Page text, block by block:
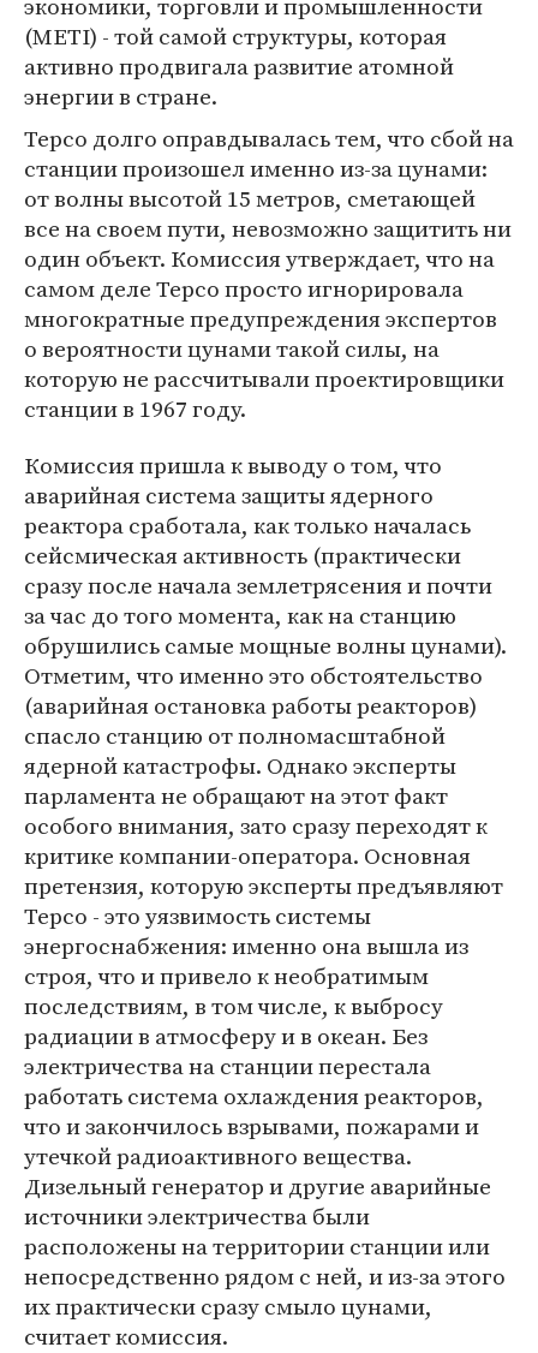
(METI) - той самой структуры, которая
активно продвигала развитие атомной
энергии в стране.
Терсо долго оправдывалась тем, что сбой на
станции произошел именно из-за цунами:
от волны высотой 15 метров, сметающей
все на своем пути, невозможно защитить ни
один объект. Комиссия утверждает, что на
самом деле Терсо просто игнорировала
многократные предупреждения экспертов
о вероятности цунами такой силы, на
которую не рассчитывали проектировщики
станции в 1967 году.
Комиссия пришла к выводу о том, что
аварийная система защиты ядерного
реактора сработала, как только началась
сейсмическая активность (практически
сразу после начала землетрясения и почти
за час до того момента, как на станцию
обрушились самые мощные волны цунами).
Отметим, что именно это обстоятельство
(аварийная остановка работы реакторов)
спасло станцию от полномасштабной
ядерной катастрофы. Однако эксперты
парламента не обращают на этот факт
особого внимания, зато сразу переходят к
критике компании-оператора. Основная
претензия, которую эксперты предъявляют
Терсо - это уязвимость системы
энергоснабжения: именно она вышла из
строя, что и привело к необратимым
последствиям, в том числе, к выбросу
радиации в атмосферу и в океан. Без
электричества на станции перестала
работать система охлаждения реакторов,
что и закончилось взрывами, пожарами и
утечкой радиоактивного вещества.
Дизельный генератор и другие аварийные
источники электричества были
расположены на территории станции или
непосредственно рядом с ней, и из-за этого
их практически сразу смыло цунами,
считает комиссия.